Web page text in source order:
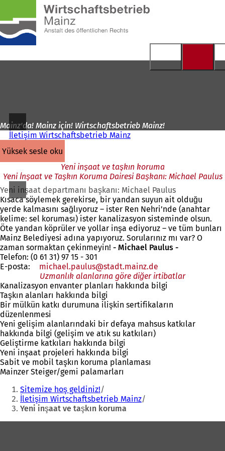
İçeriğe atla
Mainz'da! Mainz için! Wirtschaftsbetrieb Mainz!
İletişim Wirtschaftsbetrieb Mainz
yüksek sesle oku
Yeni inşaat ve taşkın koruma
Yeni İnşaat ve Taşkın Koruma Dairesi Başkanı: Michael Paulus
Yeni inşaat departmanı başkanı: Michael Paulus
Kısaca söylemek gerekirse, bir yandan suyun ait olduğu
yerde kalmasını sağlıyoruz – ister Ren Nehri’nde (anahtar
kelime: sel koruması) ister kanalizasyon sisteminde olsun.
Öte yandan köprüler ve yollar inşa ediyoruz – ve tüm bunları
Mainz Belediyesi adına yapıyoruz. Sorularınız mı var? O
zaman sormaktan çekinmeyin! - Michael Paulus -
Telefon: (0 61 31) 97 15 - 301
E-posta:
michael.paulus stadt.mainz de
Uzmanlık alanlarına göre diğer irtibatlar
Kanalizasyon envanter planları hakkında bilgi
Taşkın alanları hakkında bilgi
Bir mülkün katkı durumuna ilişkin sertifikaların
düzenlenmesi
Yeni gelişim alanlarındaki bir defaya mahsus katkılar
hakkında bilgi (gelişim ve atık su katkıları)
Geliştirme katkıları hakkında bilgi
Yeni inşaat projeleri hakkında bilgi
Sabit ve mobil taşkın koruma planlaması
Mainzer Steiger/gemi palamarları
Buradasınız:
Sitemize hoş geldiniz!
İletişim Wirtschaftsbetrieb Mainz
Yeni inşaat ve taşkın koruma